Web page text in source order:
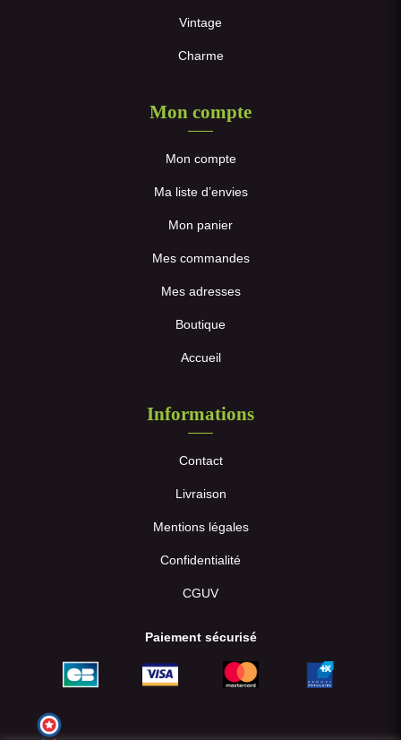
Vintage
Charme
Mon compte
Mon compte
Ma liste d’envies
Mon panier
Mes commandes
Mes adresses
Boutique
Accueil
Informations
Contact
Livraison
Mentions légales
Confidentialité
CGUV
Paiement sécurisé